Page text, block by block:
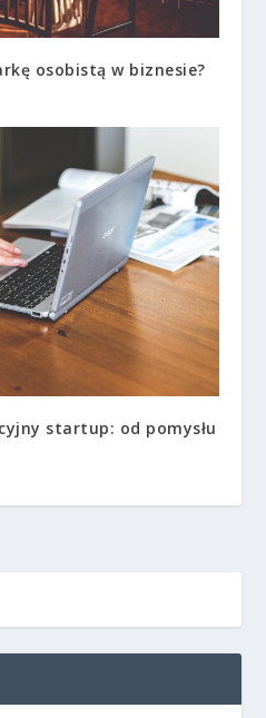
osobistą w biznesie?
startup: od pomysłu